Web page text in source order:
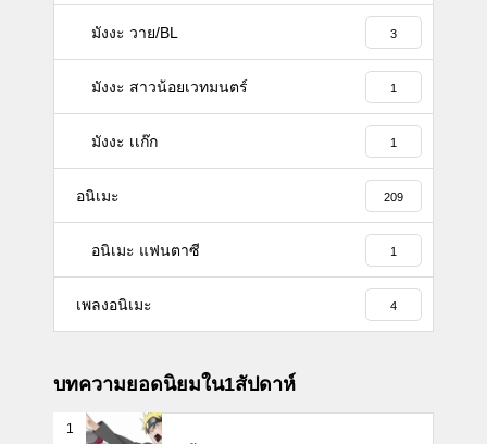
มังงะ วาย/BL 3
มังงะ สาวน้อยเวทมนตร์ 1
มังงะ เเก๊ก 1
อนิเมะ 209
อนิเมะ แฟนตาซี 1
เพลงอนิเมะ 4
บทความยอดนิยมใน1สัปดาห์
1